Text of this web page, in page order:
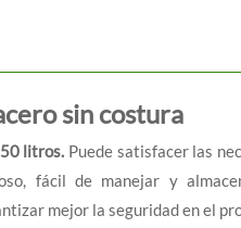
sin costura
litros. Puede satisfacer las
fácil de manejar y
mejor la seguridad en el